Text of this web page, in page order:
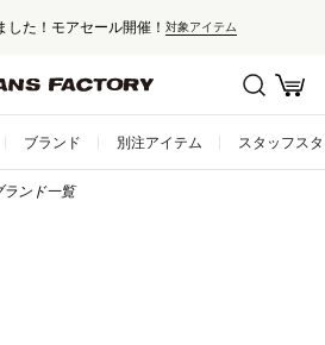
した！モアセール開催！ 対象アイテム
ブランド 別注アイテム スタッフス
ランド一覧